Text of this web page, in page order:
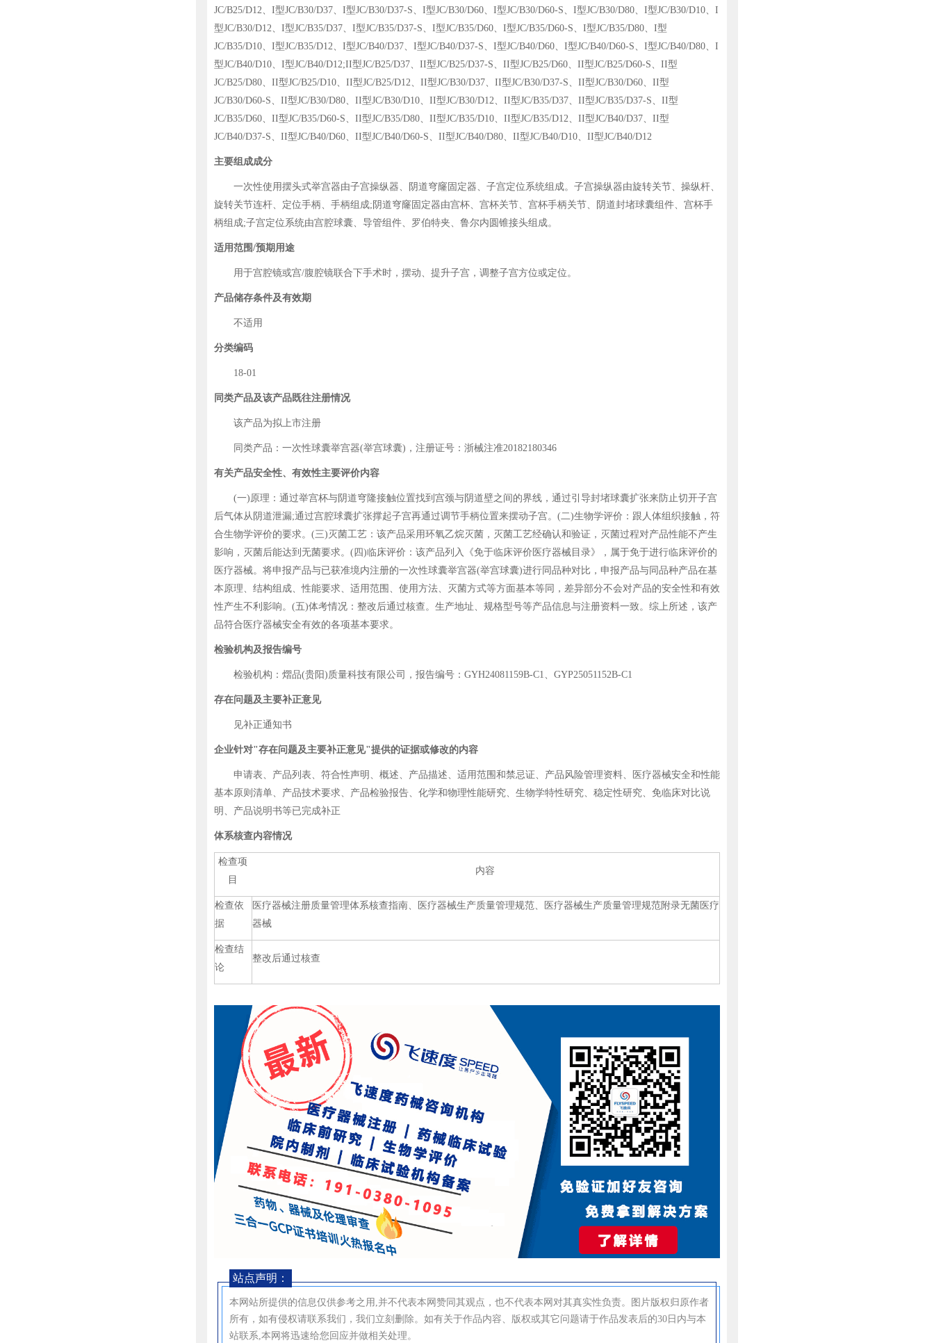
JC/B25/D12、I型JC/B30/D37、I型JC/B30/D37-S、I型JC/B30/D60、I型JC/B30/D60-S、I型JC/B30/D80、I型JC/B30/D10、I
型JC/B30/D12、I型JC/B35/D37、I型JC/B35/D37-S、I型JC/B35/D60、I型JC/B35/D60-S、I型JC/B35/D80、I型
JC/B35/D10、I型JC/B35/D12、I型JC/B40/D37、I型JC/B40/D37-S、I型JC/B40/D60、I型JC/B40/D60-S、I型JC/B40/D80、I
型JC/B40/D10、I型JC/B40/D12;II型JC/B25/D37、II型JC/B25/D37-S、II型JC/B25/D60、II型JC/B25/D60-S、II型
JC/B25/D80、II型JC/B25/D10、II型JC/B25/D12、II型JC/B30/D37、II型JC/B30/D37-S、II型JC/B30/D60、II型
JC/B30/D60-S、II型JC/B30/D80、II型JC/B30/D10、II型JC/B30/D12、II型JC/B35/D37、II型JC/B35/D37-S、II型
JC/B35/D60、II型JC/B35/D60-S、II型JC/B35/D80、II型JC/B35/D10、II型JC/B35/D12、II型JC/B40/D37、II型
JC/B40/D37-S、II型JC/B40/D60、II型JC/B40/D60-S、II型JC/B40/D80、II型JC/B40/D10、II型JC/B40/D12
主要组成成分
一次性使用摆头式举宫器由子宫操纵器、阴道穹窿固定器、子宫定位系统组成。子宫操纵器由旋转关节、操纵杆、
旋转关节连杆、定位手柄、手柄组成;阴道穹窿固定器由宫杯、宫杯关节、宫杯手柄关节、阴道封堵球囊组件、宫杯手
柄组成;子宫定位系统由宫腔球囊、导管组件、罗伯特夹、鲁尔内圆锥接头组成。
适用范围/预期用途
用于宫腔镜或宫/腹腔镜联合下手术时，摆动、提升子宫，调整子宫方位或定位。
产品储存条件及有效期
不适用
分类编码
18-01
同类产品及该产品既往注册情况
该产品为拟上市注册
同类产品：一次性球囊举宫器(举宫球囊)，注册证号：浙械注准20182180346
有关产品安全性、有效性主要评价内容
(一)原理：通过举宫杯与阴道穹隆接触位置找到宫颈与阴道壁之间的界线，通过引导封堵球囊扩张来防止切开子宫
后气体从阴道泄漏;通过宫腔球囊扩张撑起子宫再通过调节手柄位置来摆动子宫。(二)生物学评价：跟人体组织接触，符
合生物学评价的要求。(三)灭菌工艺：该产品采用环氧乙烷灭菌，灭菌工艺经确认和验证，灭菌过程对产品性能不产生
影响，灭菌后能达到无菌要求。(四)临床评价：该产品列入《免于临床评价医疗器械目录》，属于免于进行临床评价的
医疗器械。将申报产品与已获准境内注册的一次性球囊举宫器(举宫球囊)进行同品种对比，申报产品与同品种产品在基
本原理、结构组成、性能要求、适用范围、使用方法、灭菌方式等方面基本等同，差异部分不会对产品的安全性和有效
性产生不利影响。(五)体考情况：整改后通过核查。生产地址、规格型号等产品信息与注册资料一致。综上所述，该产
品符合医疗器械安全有效的各项基本要求。
检验机构及报告编号
检验机构：熠品(贵阳)质量科技有限公司，报告编号：GYH24081159B-C1、GYP25051152B-C1
存在问题及主要补正意见
见补正通知书
企业针对"存在问题及主要补正意见"提供的证据或修改的内容
申请表、产品列表、符合性声明、概述、产品描述、适用范围和禁忌证、产品风险管理资料、医疗器械安全和性能
基本原则清单、产品技术要求、产品检验报告、化学和物理性能研究、生物学特性研究、稳定性研究、免临床对比说
明、产品说明书等已完成补正
体系核查内容情况
检查项
目
内容
检查依
据
医疗器械注册质量管理体系核查指南、医疗器械生产质量管理规范、医疗器械生产质量管理规范附录无菌医疗
器械
检查结
论
整改后通过核查
站点声明：
本网站所提供的信息仅供参考之用,并不代表本网赞同其观点，也不代表本网对其真实性负责。图片版权归原作者
所有，如有侵权请联系我们，我们立刻删除。如有关于作品内容、版权或其它问题请于作品发表后的30日内与本
站联系,本网将迅速给您回应并做相关处理。